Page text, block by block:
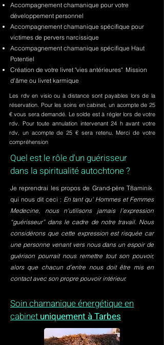
Accompagnement chamanique pour votre
développement personnel
Accompagnement chamanique spécifique pour
victimes de pervers narcissique
Accompagnement chamanique spécifique Haut
Potentiel
Création de votre livret "vies antérieures" Mission
d'âme ou livret karmique
Les rdv en visio ou à distance sont payables lors de la
réservation. Pour les soins en cabinet, un acompte de 25
€ vous sera demandé. Le solde est à régler lors de votre
rdv. Pour toute annulation intervenant 24 h avant votre
rdv, un acompte de 25 € sera retenu. Merci de votre
compréhension
Quel est le rôle d'un guérisseur
dans la spiritualité autochtone ?
Je reprendrai les propos de Grand-père T8aminik
qui nous dit ceci : En tant qu' Hommes et Femmes
Medecine, nous n'utilisons jamais l’expression
“guérisseur” dans le cadre de notre travail. Nous
considérons que cette expression est risquée car
une personne venant vers nous dans un espoir de
guérison pourrait nous remettre tout son pouvoir,
alors que chacun d’entre nous doit être mis en
contact avec son propre pouvoir intérieur.
Soin chamanique énergétique en
cabinet uniquement à Tarbes